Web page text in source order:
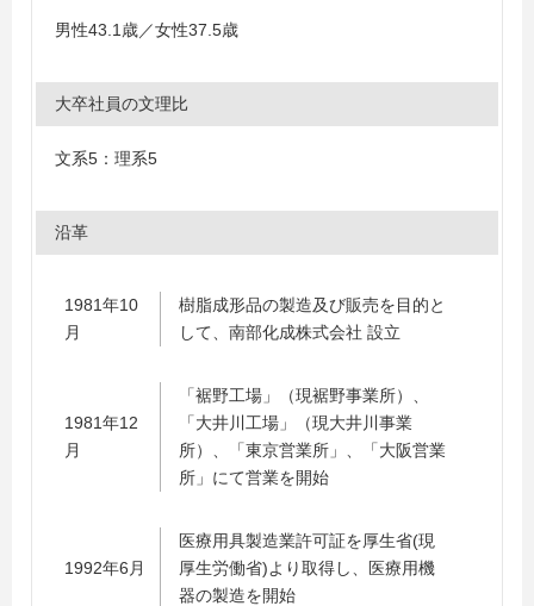
男性43.1歳／女性37.5歳
大卒社員の文理比
文系5：理系5
沿革
1981年10
月
樹脂成形品の製造及び販売を目的と
して、南部化成株式会社 設立
1981年12
月
「裾野工場」（現裾野事業所）、
「大井川工場」（現大井川事業
所）、「東京営業所」、「大阪営業
所」にて営業を開始
1992年6月
医療用具製造業許可証を厚生省(現
厚生労働省)より取得し、医療用機
器の製造を開始